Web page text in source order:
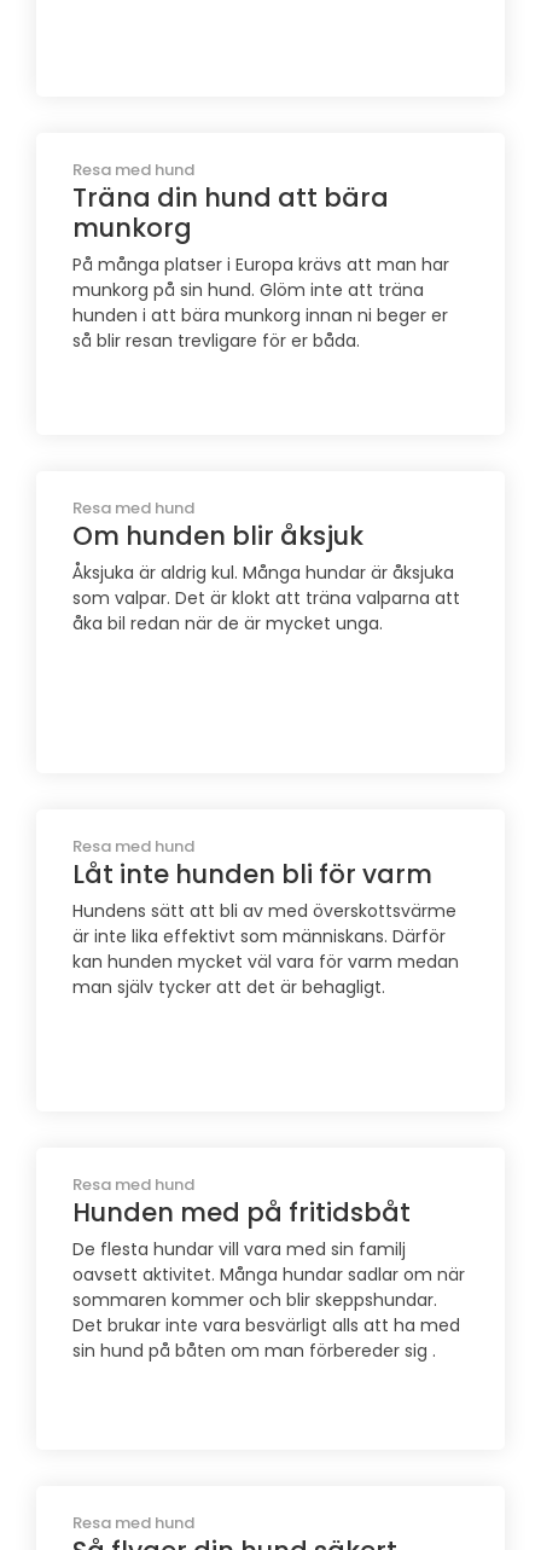
Resa med hund
Träna din hund att bära
munkorg
På många platser i Europa krävs att man har
munkorg på sin hund. Glöm inte att träna
hunden i att bära munkorg innan ni beger er
så blir resan trevligare för er båda.
Resa med hund
Om hunden blir åksjuk
Åksjuka är aldrig kul. Många hundar är åksjuka
som valpar. Det är klokt att träna valparna att
åka bil redan när de är mycket unga.
Resa med hund
Låt inte hunden bli för varm
Hundens sätt att bli av med överskottsvärme
är inte lika effektivt som människans. Därför
kan hunden mycket väl vara för varm medan
man själv tycker att det är behagligt.
Resa med hund
Hunden med på fritidsbåt
De flesta hundar vill vara med sin familj
oavsett aktivitet. Många hundar sadlar om när
sommaren kommer och blir skeppshundar.
Det brukar inte vara besvärligt alls att ha med
sin hund på båten om man förbereder sig .
Resa med hund